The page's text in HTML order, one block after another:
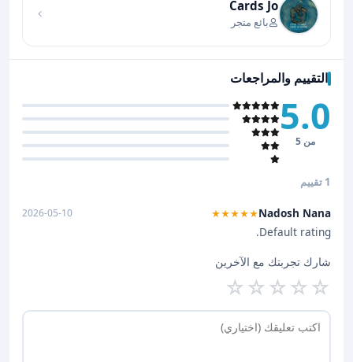
Cards Jo
بائع متجر
التقييم والمراجعات
5.0
من 5
1 تقييم
Nadosh Nana
★★★★★
2026-05-10
Default rating.
شارك تجربتك مع الآخرين
☆
☆
☆
☆
☆